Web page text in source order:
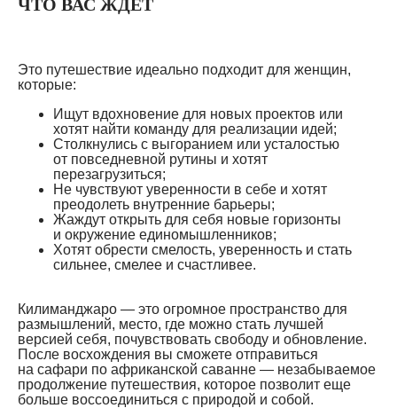
ЧТО ВАС ЖДЁТ
Это путешествие идеально подходит для женщин,
которые:
Ищут вдохновение для новых проектов или
хотят найти команду для реализации идей;
Столкнулись с выгоранием или усталостью
от повседневной рутины и хотят
перезагрузиться;
Не чувствуют уверенности в себе и хотят
преодолеть внутренние барьеры;
Жаждут открыть для себя новые горизонты
и окружение единомышленников;
Хотят обрести смелость, уверенность и стать
сильнее, смелее и счастливее.
Килиманджаро — это огромное пространство для
размышлений, место, где можно стать лучшей
версией себя, почувствовать свободу и обновление.
После восхождения вы сможете отправиться
на сафари по африканской саванне — незабываемое
продолжение путешествия, которое позволит еще
больше воссоединиться с природой и собой.